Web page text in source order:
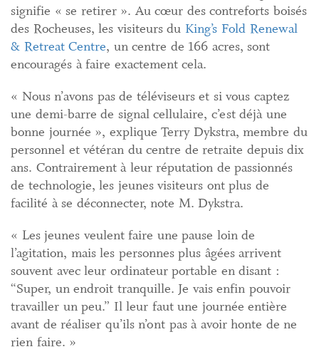
signifie « se retirer ». Au cœur des contreforts boisés
des Rocheuses, les visiteurs du King’s Fold Renewal
& Retreat Centre, un centre de 166 acres, sont
encouragés à faire exactement cela.
« Nous n’avons pas de téléviseurs et si vous captez
une demi-barre de signal cellulaire, c’est déjà une
bonne journée », explique Terry Dykstra, membre du
personnel et vétéran du centre de retraite depuis dix
ans. Contrairement à leur réputation de passionnés
de technologie, les jeunes visiteurs ont plus de
facilité à se déconnecter, note M. Dykstra.
« Les jeunes veulent faire une pause loin de
l’agitation, mais les personnes plus âgées arrivent
souvent avec leur ordinateur portable en disant :
“Super, un endroit tranquille. Je vais enfin pouvoir
travailler un peu.” Il leur faut une journée entière
avant de réaliser qu’ils n’ont pas à avoir honte de ne
rien faire. »